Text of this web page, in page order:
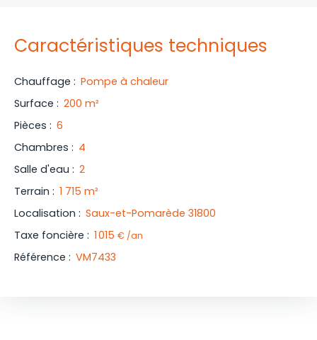
Caractéristiques techniques
Chauffage : Pompe à chaleur
Surface : 200 m²
Pièces : 6
Chambres : 4
Salle d'eau : 2
Terrain : 1 715 m²
Localisation : Saux-et-Pomarède 31800
Taxe foncière : 1 015 € /an
Référence : VM7433